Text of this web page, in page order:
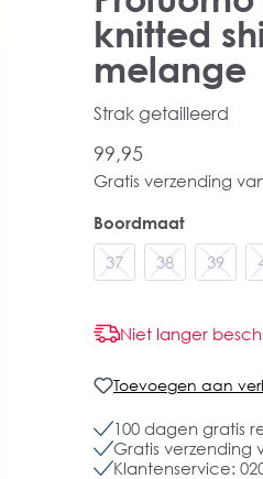
knitted
melange
Strak getailleerd
99,95
Gratis verzending
Boordmaat
37
38 39
Niet langer
Toevoegen aan
100 dagen gratis
Gratis verzending
Klantenservice: